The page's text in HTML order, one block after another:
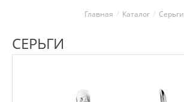
Главная Каталог Серьги
СЕРЬГИ